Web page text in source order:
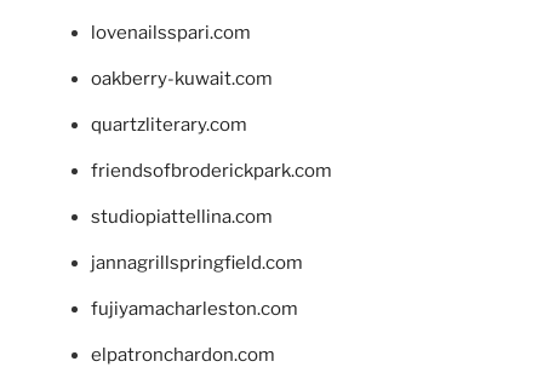
lovenailsspari.com
oakberry-kuwait.com
quartzliterary.com
friendsofbroderickpark.com
studiopiattellina.com
jannagrillspringfield.com
fujiyamacharleston.com
elpatronchardon.com